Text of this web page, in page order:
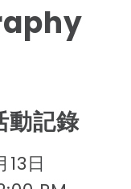
動記錄
日